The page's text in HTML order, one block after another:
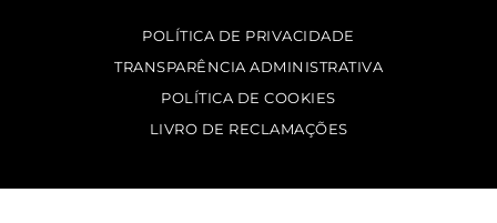
POLÍTICA DE PRIVACIDADE
TRANSPARÊNCIA ADMINISTRATIVA
POLÍTICA DE COOKIES
LIVRO DE RECLAMAÇÕES